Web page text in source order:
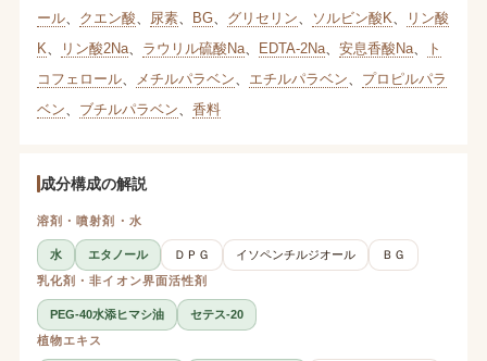
ール、 クエン酸 尿素、 BG、 グリセリン ソルビン酸K
リン酸
K
リン酸2Na、 ラウリル硫酸Na、 EDTA-2Na、 安息香酸Na、
ト
コフェロール、 メチルパラベン エチルパラベン
プロピルパラ
ベン
ブチルパラベン 香料
成分構成の解説
溶剤・噴射剤・水
水 エタノール ＤＰＧ イソペンチルジオール
ＢＧ
乳化剤・非イオン界面活性剤
PEG-40水添ヒマシ油
セテス-20
植物エキス